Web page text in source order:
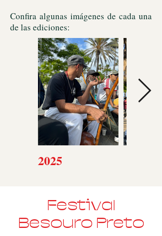
Confira algunas imágenes de cada una
de las ediciones:
2025
Festival
Besouro Preto